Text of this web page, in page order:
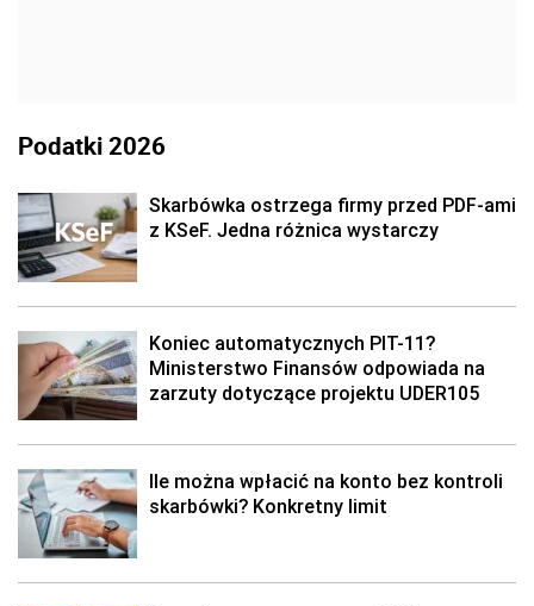
Podatki 2026
Skarbówka ostrzega firmy przed PDF-ami
z KSeF. Jedna różnica wystarczy
Koniec automatycznych PIT-11?
Ministerstwo Finansów odpowiada na
zarzuty dotyczące projektu UDER105
Ile można wpłacić na konto bez kontroli
skarbówki? Konkretny limit